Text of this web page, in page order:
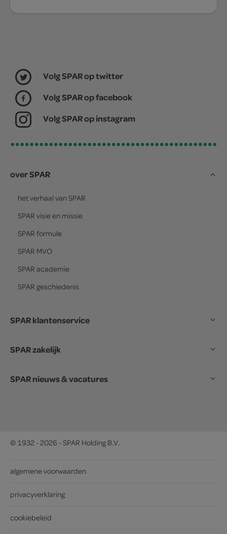
Volg SPAR op twitter
Volg SPAR op facebook
Volg SPAR op instagram
over SPAR
het verhaal van SPAR
SPAR visie en missie
SPAR formule
SPAR MVO
SPAR academie
SPAR geschiedenis
SPAR klantenservice
SPAR zakelijk
SPAR nieuws & vacatures
© 1932 - 2026 - SPAR Holding B.V.
algemene voorwaarden
privacyverklaring
cookiebeleid